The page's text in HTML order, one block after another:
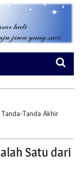
Tanda Akhir
Satu dari